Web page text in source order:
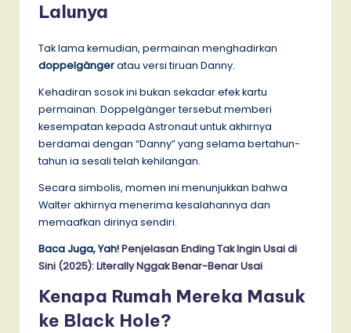
Lalunya
Tak lama kemudian, permainan menghadirkan
doppelgängeratau versi tiruan Danny.
Kehadiran sosok ini bukan sekadar efek kartu
permainan. Doppelgänger tersebut memberi
kesempatan kepada Astronaut untuk akhirnya
berdamai dengan “Danny” yang selama bertahun-
tahun ia sesali telah kehilangan.
Secara simbolis, momen ini menunjukkan bahwa
Walter akhirnya menerima kesalahannya dan
memaafkan dirinya sendiri.
Baca Juga, Yah!Penjelasan Ending Tak Ingin Usai di
Sini (2025): Literally Nggak Benar-Benar Usai
Kenapa Rumah Mereka Masuk
ke Black Hole?